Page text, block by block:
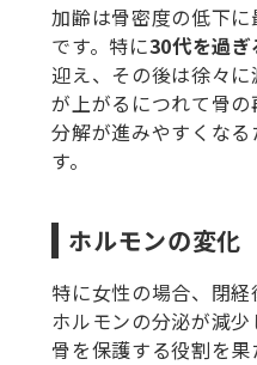
加齢は骨密度の低下
です。特に30代を過ぎ
迎え、その後は徐々
が上がるにつれて骨
分解が進みやすくな
す。
ホルモンの変化
特に女性の場合、閉経
ホルモンの分泌が減
骨を保護する役割を